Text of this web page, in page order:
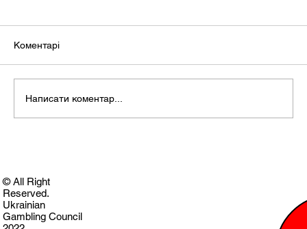
Коментарі
Написати коментар...
© All Right
Reserved.
Ukrainian
Gambling Council